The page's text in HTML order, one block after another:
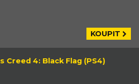
KOUPIT
Creed 4: Black Flag (PS4)